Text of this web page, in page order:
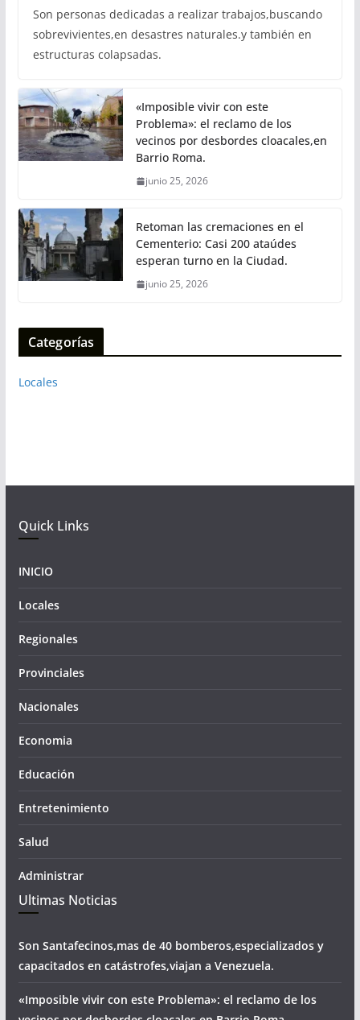
Son personas dedicadas a realizar trabajos,buscando
sobrevivientes,en desastres naturales.y también en
estructuras colapsadas.
«Imposible vivir con este
Problema»: el reclamo de los
vecinos por desbordes cloacales,en
Barrio Roma.
junio 25, 2026
Retoman las cremaciones en el
Cementerio: Casi 200 ataúdes
esperan turno en la Ciudad.
junio 25, 2026
Categorías
Locales
Quick Links
INICIO
Locales
Regionales
Provinciales
Nacionales
Economia
Educación
Entretenimiento
Salud
Administrar
Ultimas Noticias
Son Santafecinos,mas de 40 bomberos,especializados y
capacitados en catástrofes,viajan a Venezuela.
«Imposible vivir con este Problema»: el reclamo de los